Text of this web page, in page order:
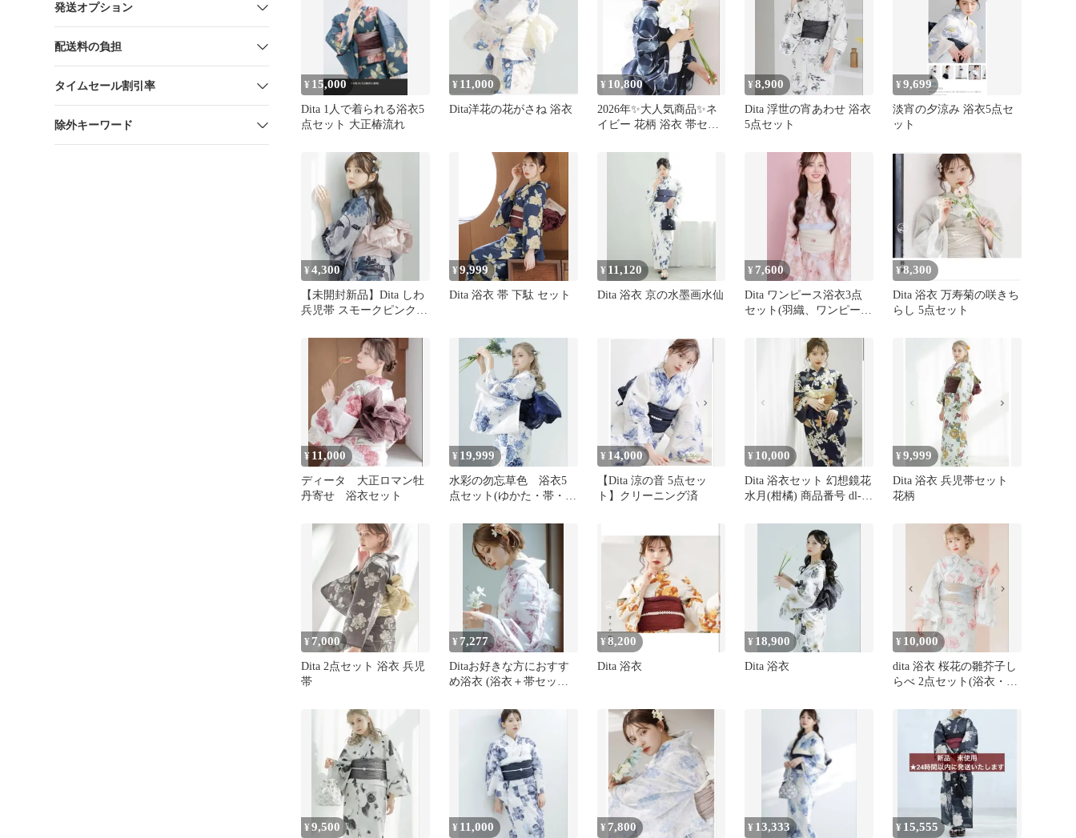
発送オプション
配送料の負担
タイムセール割引率
除外キーワード
¥ 15,000
Dita 1人で着られる浴衣5
点セット 大正椿流れ
¥ 11,000
Dita洋花の花がさね 浴衣
¥ 10,800
2026年✨大人気商品✨ネ
イビー 花柄 浴衣 帯セッ
¥8,900
Dita 浮世の宵あわせ 浴衣
5点セット
¥9,699
淡宵の夕涼み 浴衣5点セ
ット
¥4,300
【未開封新品】Dita しわ
兵児帯 スモークピンク
¥9,999
Dita 浴衣 帯 下駄 セット
¥ 11,120
Dita 浴衣 京の水墨画水仙
¥ 7,600
Dita ワンピース浴衣3点
セット(羽織、ワンピー
¥8,300
Dita 浴衣 万寿菊の咲きち
らし 5点セット
¥ 11,000
ディータ 大正ロマン牡
丹寄せ 浴衣セット
¥ 19,999
水彩の勿忘草色 浴衣5
点セット(ゆかた・帯・下
腰ひも)
¥ 14,000
【Dita 涼の音 5点セッ
ト】クリーニング済
¥ 10,000
Dita 浴衣セット 幻想鏡花
水月(柑橘) 商品番号 dl-
¥9,999
Dita 浴衣 兵児帯セット
花柄
¥ 7,000
Dita 2点セット 浴衣 兵児
帯
¥ 7,277
Ditaお好きな方におすす
め浴衣 (浴衣＋帯セッ
¥8,200
Dita 浴衣
¥ 18,900
Dita 浴衣
¥ 10,000
dita 浴衣 桜花の雛芥子し
らべ 2点セット(浴衣・
¥9,500 ¥ 11,000 ¥ 7,800 ¥ 13,333 ¥ 15,555